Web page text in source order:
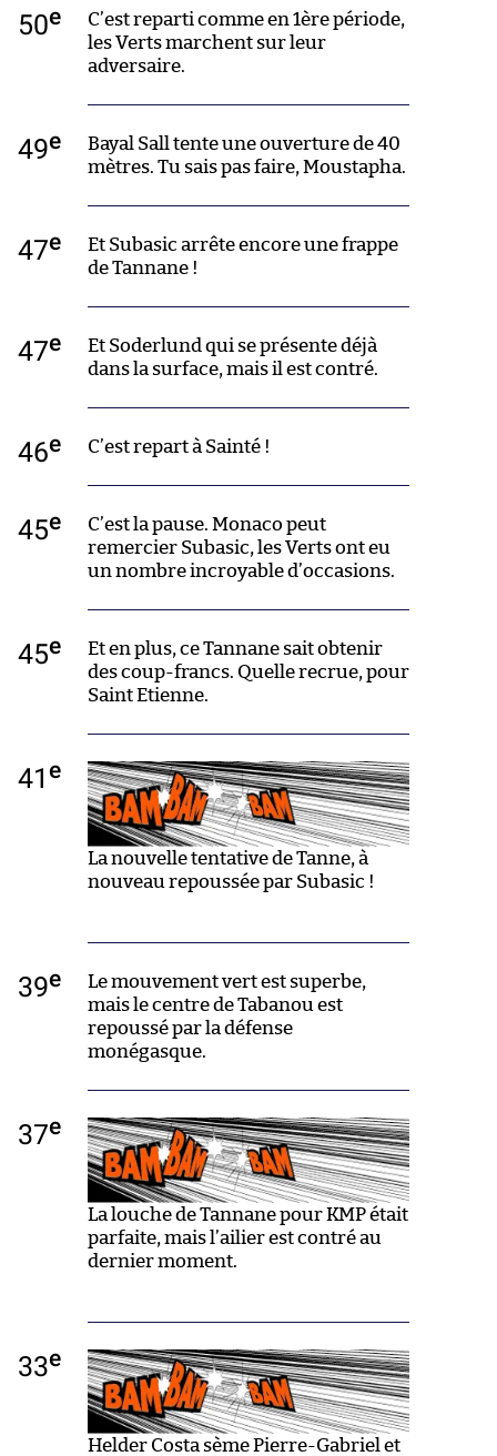
50e
C’est reparti comme en 1ère période,
les Verts marchent sur leur
adversaire.
49e
Bayal Sall tente une ouverture de 40
mètres. Tu sais pas faire, Moustapha.
47e
Et Subasic arrête encore une frappe
de Tannane !
47e
Et Soderlund qui se présente déjà
dans la surface, mais il est contré.
46e C’est repart à Sainté !
45e
C’est la pause. Monaco peut
remercier Subasic, les Verts ont eu
un nombre incroyable d’occasions.
45e
Et en plus, ce Tannane sait obtenir
des coup-francs. Quelle recrue, pour
Saint Etienne.
41 e
La nouvelle tentative de Tanne, à
nouveau repoussée par Subasic !
39e
Le mouvement vert est superbe,
mais le centre de Tabanou est
repoussé par la défense
monégasque.
37e
La louche de Tannane pour KMP était
parfaite, mais l’ailier est contré au
dernier moment.
33e
Helder Costa sème Pierre-Gabriel et